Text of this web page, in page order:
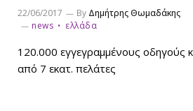
22/06/2017 By Δημήτρης Θωμαδάκης
news
ελλάδα
120.000 εγγεγραμμένους οδηγούς
από 7 εκατ. πελάτες